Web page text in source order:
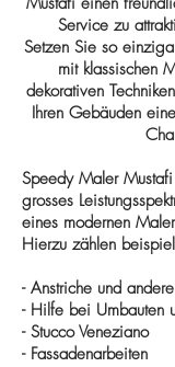
Service zu
Setzen Sie so
mit klassischen
dekorativen
Ihren Gebäuden
Speedy Maler
grosses
eines modernen
Hierzu zählen
- Anstriche und
- Hilfe bei Umbauten
- Stucco Veneziano
- Fassadenarbeiten